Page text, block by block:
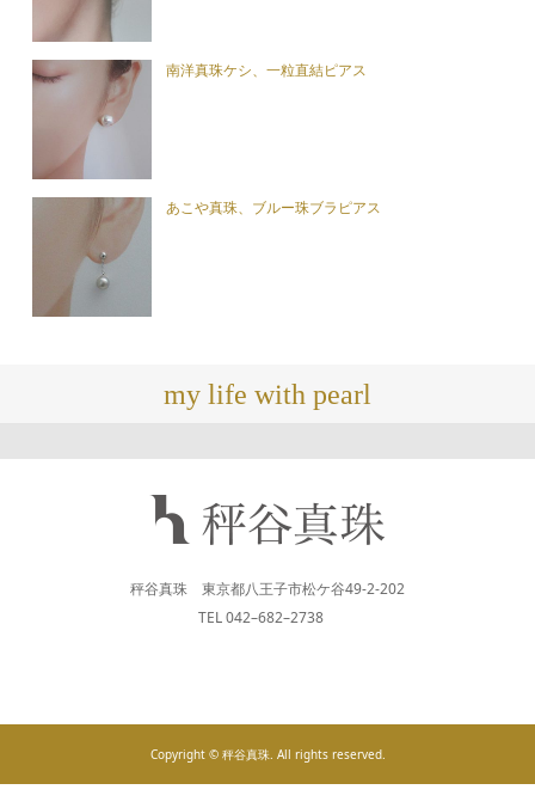
南洋真珠ケシ、一粒直結ピアス
あこや真珠、ブルー珠ブラピアス
my life with pearl
秤谷真珠 東京都八王子市松ケ谷49-2-202
TEL 042–682–2738
Copyright © 秤谷真珠. All rights reserved.